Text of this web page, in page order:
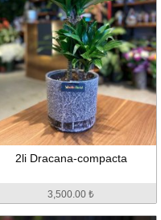
2li Dracana-compacta
3,500.00 ₺